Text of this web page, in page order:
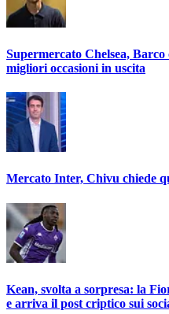
Supermercato Chelsea,
migliori occasioni in uscita
Mercato Inter, Chivu chiede
Kean, svolta a sorpresa: la
e arriva il post criptico sui